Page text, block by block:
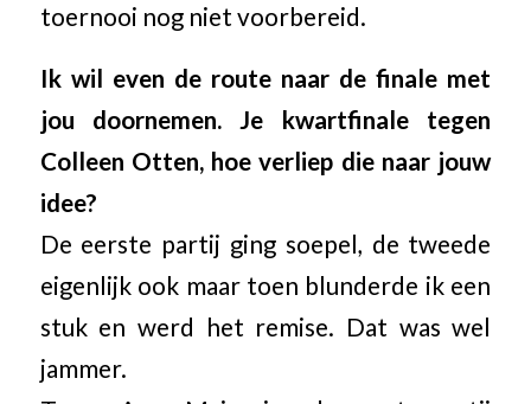
toernooi nog niet voorbereid.
Ik wil even de route naar de finale met
jou doornemen. Je kwartfinale tegen
Colleen Otten, hoe verliep die naar jouw
idee?
De eerste partij ging soepel, de tweede
eigenlijk ook maar toen blunderde ik een
stuk en werd het remise. Dat was wel
jammer.